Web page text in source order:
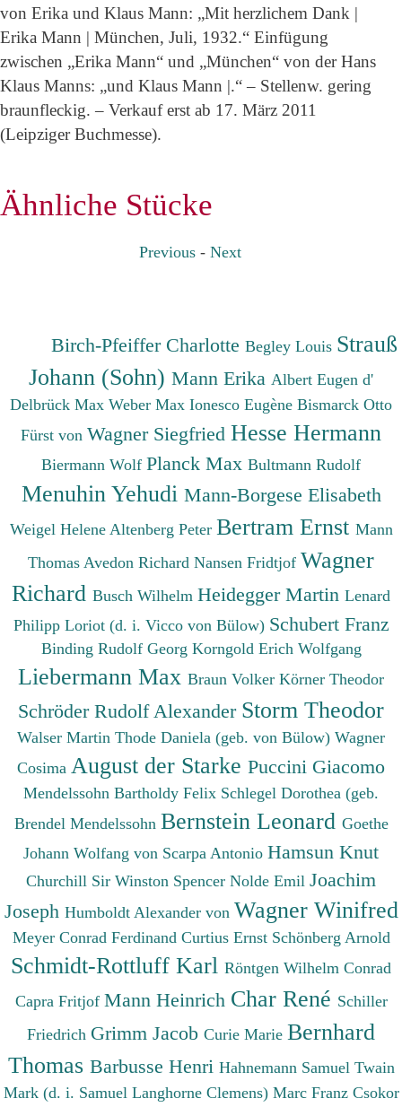
von Erika und Klaus Mann: „Mit herzlichem Dank |
Erika Mann | München, Juli, 1932.“ Einfügung
zwischen „Erika Mann“ und „München“ von der Hans
Klaus Manns: „und Klaus Mann |.“ – Stellenw. gering
braunfleckig. – Verkauf erst ab 17. März 2011
(Leipziger Buchmesse).
Ähnliche Stücke
Previous- Next
Birch-Pfeiffer CharlotteBegley Louis Strauß
Johann (Sohn) Mann Erika Albert Eugen d'
Delbrück Max Weber Max Ionesco Eugène Bismarck Otto
Fürst von Wagner Siegfried Hesse Hermann
Biermann Wolf Planck Max Bultmann Rudolf
Menuhin Yehudi Mann-Borgese Elisabeth
Weigel Helene Altenberg Peter Bertram Ernst Mann
Thomas Avedon Richard Nansen Fridtjof Wagner
Richard Busch Wilhelm Heidegger Martin Lenard
Philipp Loriot (d. i. Vicco von Bülow) Schubert Franz
Binding Rudolf Georg Korngold Erich Wolfgang
Liebermann Max Braun Volker Körner Theodor
Schröder Rudolf Alexander Storm Theodor
Walser Martin Thode Daniela (geb. von Bülow) Wagner
Cosima August der Starke Puccini Giacomo
Mendelssohn Bartholdy Felix Schlegel Dorothea (geb.
Brendel Mendelssohn Bernstein Leonard Goethe
Johann Wolfang von Scarpa Antonio Hamsun Knut
Churchill Sir Winston Spencer Nolde Emil Joachim
Joseph Humboldt Alexander von Wagner Winifred
Meyer Conrad Ferdinand Curtius Ernst Schönberg Arnold
Schmidt-Rottluff Karl Röntgen Wilhelm Conrad
Capra Fritjof Mann Heinrich Char René Schiller
Friedrich Grimm Jacob Curie Marie Bernhard
Thomas Barbusse Henri Hahnemann Samuel Twain
Mark (d. i. Samuel Langhorne Clemens) Marc Franz Csokor